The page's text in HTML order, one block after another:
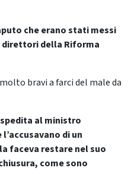
che erano stati messi
direttori della Riforma
bravi a farci del male da
al ministro
di un
faceva restare nel suo
come sono